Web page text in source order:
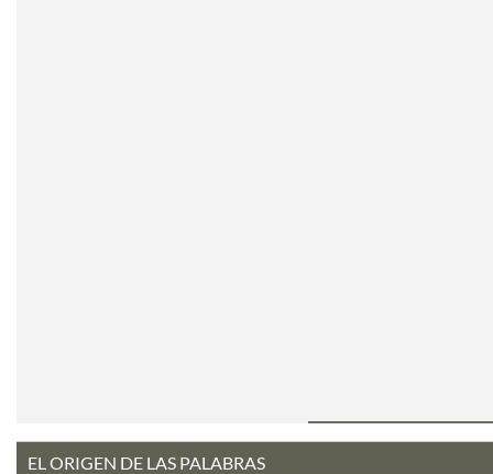
EL ORIGEN DE LAS PALABRAS